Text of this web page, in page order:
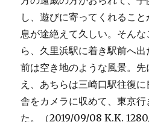
し、遊びに寄ってくれるこ
息が途絶えて久しい。そん
ら、久里浜駅に着き駅前へ
前は空き地のような風景。
え、あちらは三崎口駅往復
舎をカメラに収めて、東京
た。（2019/09/08 K.K.